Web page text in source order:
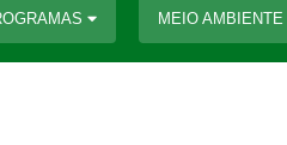
MEIO AMBIENTE